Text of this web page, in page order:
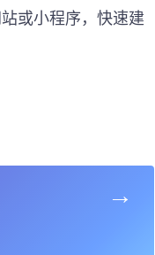
或小程序，快速建
→